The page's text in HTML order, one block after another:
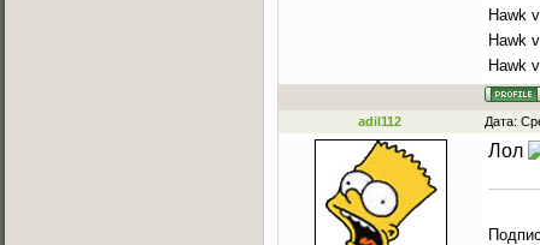
Hawk
Hawk
Hawk
adil112 Дата:
Лол